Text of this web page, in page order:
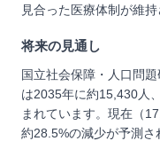
見合った医療体制が維持
将来の見通し
国立社会保障・人口問
は2035年に約15,430人
まれています。現在（
約28.5%の減少が予測